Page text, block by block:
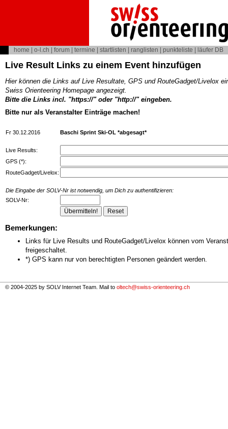
home o-l.ch forum termine startlisten ranglisten punkteliste läufer DB
Live Result Links zu einem Event hinzufügen
Hier können die Links auf Live Resultate, GPS und RouteGadget/Livelox
Swiss Orienteering Homepage angezeigt.
Bitte die Links incl. "https://" oder "http://" eingeben.
Bitte nur als Veranstalter Einträge machen!
Fr 30.12.2016 Baschi Sprint Ski-OL *abgesagt*
Live Results:
GPS (*):
RouteGadget/Livelox:
Die Eingabe der SOLV-Nr ist notwendig, um Dich zu authentifizieren:
SOLV-Nr:
Bemerkungen:
Links für Live Results und RouteGadget/Livelox können vom
freigeschaltet.
*) GPS kann nur von berechtigten Personen geändert werden.
© 2004-2025 by SOLV Internet Team. Mail to oltech@swiss-orienteering.ch